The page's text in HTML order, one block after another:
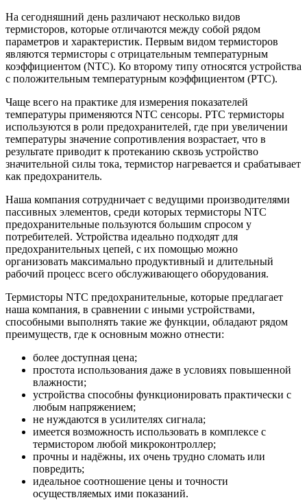
На сегодняшний день различают несколько видов
термисторов, которые отличаются между собой рядом
параметров и характеристик. Первым видом термисторов
являются термисторы с отрицательным температурным
коэффициентом (NTC). Ко второму типу относятся устройства
с положительным температурным коэффициентом (PTC).
Чаще всего на практике для измерения показателей
температуры применяются NTC сенсоры. РТС термисторы
используются в роли предохранителей, где при увеличении
температуры значение сопротивления возрастает, что в
результате приводит к протеканию сквозь устройство
значительной силы тока, термистор нагревается и срабатывает
как предохранитель.
Наша компания сотрудничает с ведущими производителями
пассивных элементов, среди которых термисторы NTC
предохранительные пользуются большим спросом у
потребителей. Устройства идеально подходят для
предохранительных цепей, с их помощью можно
организовать максимально продуктивный и длительный
рабочий процесс всего обслуживающего оборудования.
Термисторы NTC предохранительные, которые предлагает
наша компания, в сравнении с иными устройствами,
способными выполнять такие же функции, обладают рядом
преимуществ, где к основным можно отнести:
более доступная цена;
простота использования даже в условиях повышенной
влажности;
устройства способны функционировать практически с
любым напряжением;
не нуждаются в усилителях сигнала;
имеется возможность использовать в комплексе с
термистором любой микроконтроллер;
прочны и надёжны, их очень трудно сломать или
повредить;
идеальное соотношение цены и точности
осуществляемых ими показаний.